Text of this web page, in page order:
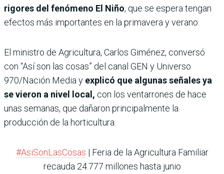
rigores del fenómeno El Niño, que se espera tengan
efectos más importantes en la primavera y verano.
El ministro de Agricultura, Carlos Giménez, conversó
con “Así son las cosas” del canal GEN y Universo
970/Nación Media y explicó que algunas señales ya
se vieron a nivel local, con los ventarrones de hace
unas semanas, que dañaron principalmente la
producción de la horticultura.
#AsiSonLasCosas | Feria de la Agricultura Familiar
recauda 24.777 millones hasta junio